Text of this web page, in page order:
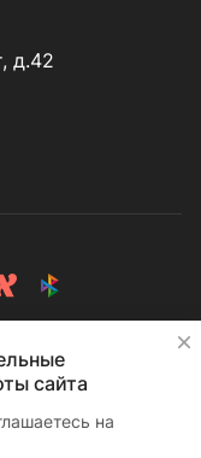
д.42
сайта
на